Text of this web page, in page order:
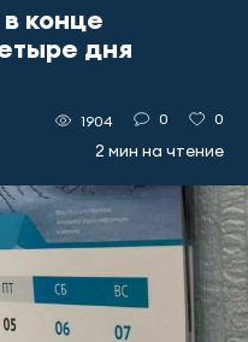
конце
дня
1904 0 0
2 мин на чтение